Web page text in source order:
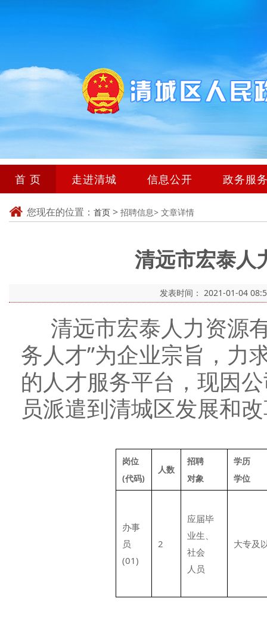
首 页 走进清城 信息公开 政务服
您现在的位置： 首页 > 招聘信息> 文章详情
清远市宏泰人
发表时间： 2021-01-04
清远市宏泰人力资源
务人才”为企业宗旨，力
的人才服务平台，现因
员派遣到清城区发展和
岗位
(代码)
人数
招聘
对象
学历
学位
办事
员
(01)
2
应届毕
业生、
社会
人员
大专及